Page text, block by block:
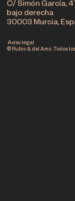
C/ Simón García,
bajo derecha
30003 Murcia,
© Rubio & del Amo. Todos
Aviso legal